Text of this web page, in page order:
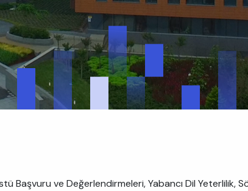
Başvuru ve Değerlendirmeleri, Yabancı Dil Yeterlilik,